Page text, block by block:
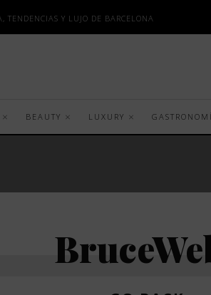
Y LUJO DE BARCELONA
BEAUTY LUXURY